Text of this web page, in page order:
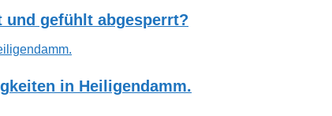
und gefühlt abgesperrt?
in Heiligendamm.